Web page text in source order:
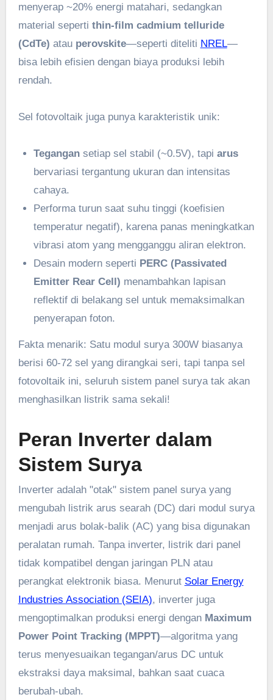
menyerap ~20% energi matahari, sedangkan
material seperti thin-film cadmium telluride
(CdTe) atau perovskite—seperti diteliti NREL—
bisa lebih efisien dengan biaya produksi lebih
rendah.
Sel fotovoltaik juga punya karakteristik unik:
Tegangan setiap sel stabil (~0.5V), tapiarus
bervariasi tergantung ukuran dan intensitas
cahaya.
Performa turun saat suhu tinggi (koefisien
temperatur negatif), karena panas meningkatkan
vibrasi atom yang mengganggu aliran elektron.
Desain modern seperti PERC (Passivated
Emitter Rear Cell) menambahkan lapisan
reflektif di belakang sel untuk memaksimalkan
penyerapan foton.
Fakta menarik: Satu modul surya 300W biasanya
berisi 60-72 sel yang dirangkai seri, tapi tanpa sel
fotovoltaik ini, seluruh sistem panel surya tak akan
menghasilkan listrik sama sekali!
Peran Inverter dalam
Sistem Surya
Inverter adalah "otak" sistem panel surya yang
mengubah listrik arus searah (DC) dari modul surya
menjadi arus bolak-balik (AC) yang bisa digunakan
peralatan rumah. Tanpa inverter, listrik dari panel
tidak kompatibel dengan jaringan PLN atau
perangkat elektronik biasa. Menurut Solar Energy
Industries Association (SEIA), inverter juga
mengoptimalkan produksi energi dengan Maximum
Power Point Tracking (MPPT)—algoritma yang
terus menyesuaikan tegangan/arus DC untuk
ekstraksi daya maksimal, bahkan saat cuaca
berubah-ubah.